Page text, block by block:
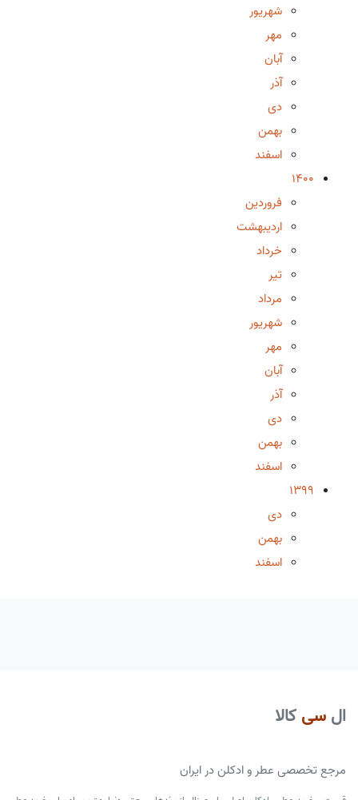
شهریور
مهر
آبان
آذر
دی
بهمن
اسفند
1400
فروردین
اردیبهشت
خرداد
تیر
مرداد
شهریور
مهر
آبان
آذر
دی
بهمن
اسفند
1399
دی
بهمن
اسفند
ال سی کالا
مرجع تخصصی عطر و ادکلن در ایران